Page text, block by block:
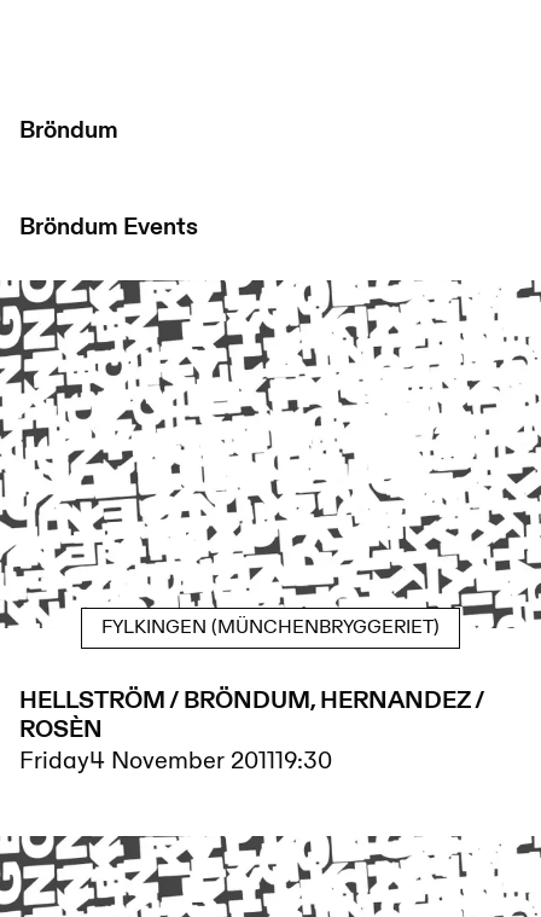
Bröndum
Bröndum Events
FYLKINGEN (MÜNCHENBRYGGERIET)
HELLSTRÖM / BRÖNDUM, HERNANDEZ /
ROSÈN
Friday4 November 201119:30